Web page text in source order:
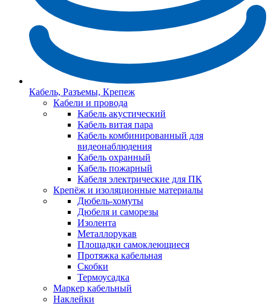
Кабель, Разъемы, Крепеж
Кабели и провода
Кабель акустический
Кабель витая пара
Кабель комбинированный для
видеонаблюдения
Кабель охранный
Кабель пожарный
Кабеля электрические для ПК
Крепёж и изоляционные материалы
Дюбель-хомуты
Дюбеля и саморезы
Изолента
Металлорукав
Площадки самоклеющиеся
Протяжка кабельная
Скобки
Термоусадка
Маркер кабельный
Наклейки